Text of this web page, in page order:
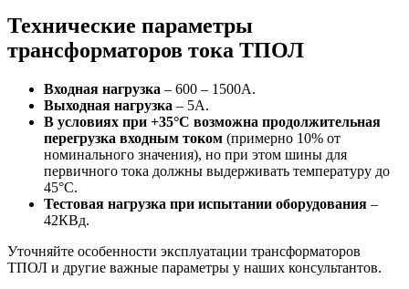
Технические параметры
трансформаторов тока ТПОЛ
Входная нагрузка – 600 – 1500А.
Выходная нагрузка – 5А.
В условиях при +35°С возможна продолжительная
перегрузка входным током (примерно 10% от
номинального значения), но при этом шины для
первичного тока должны выдерживать температуру до
45°С.
Тестовая нагрузка при испытании оборудования –
42КВд.
Уточняйте особенности эксплуатации трансформаторов
ТПОЛ и другие важные параметры у наших консультантов.